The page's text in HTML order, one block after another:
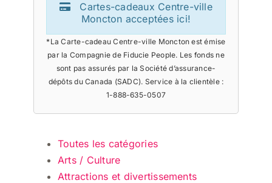
Cartes-cadeaux Centre-ville
Moncton acceptées ici!
*La Carte-cadeau Centre-ville Moncton est émise
par la Compagnie de Fiducie People. Les fonds ne
sont pas assurés par la Société d’assurance-
dépôts du Canada (SADC). Service à la clientèle :
1-888-635-0507
Toutes les catégories
Arts / Culture
Attractions et divertissements